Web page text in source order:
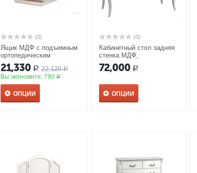
(0)
Ящик МДФ с подъемным
ортопедическим
основанием к кровати
160*200 Прованс Алетан
21,330 Р 22,120 Р
Вы экономите:790 Р
ОПЦИИ
(0)
Кабинетный стол задняя
стенка МДФ,
фрезеровка, декор
В702/1 Прованс Алетан
72,000 Р
ОПЦИИ